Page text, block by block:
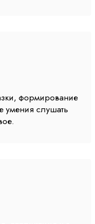
формирование
умения слушать